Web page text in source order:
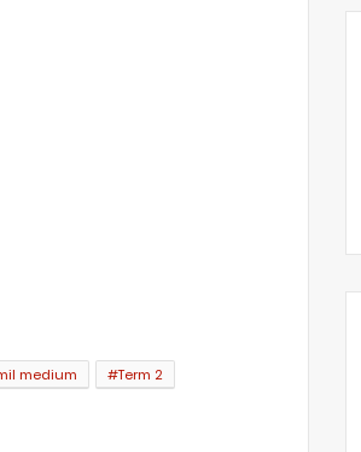
medium
#Term 2